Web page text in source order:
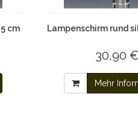
cm Lampenschirm rund
30,90
Mehr